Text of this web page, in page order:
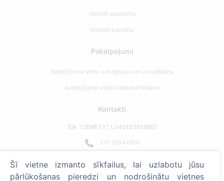
Meklēt apbedīto
Meklēt kapsētu
Pakalpojumi
Apbedījuma vietu uzkopšana un uzturēšana
Apbedījuma vietas labiekārtošana
Kontakti
SIA "CEMETY", LV40103618951
371 29144816
Strādājam visā Latvijā!
Šī vietne izmanto sīkfailus, lai uzlabotu jūsu
pārlūkošanas pieredzi un nodrošinātu vietnes